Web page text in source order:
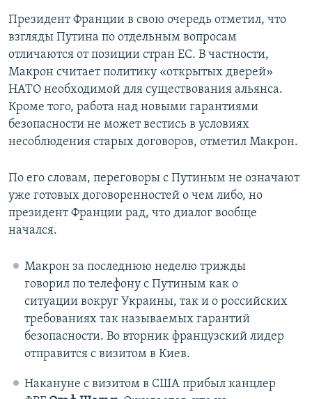
Президент Франции в свою очередь отметил, что
взгляды Путина по отдельным вопросам
отличаются от позиции стран ЕС. В частности,
Макрон считает политику «открытых дверей»
НАТО необходимой для существования альянса.
Кроме того, работа над новыми гарантиями
безопасности не может вестись в условиях
несоблюдения старых договоров, отметил Макрон.
По его словам, переговоры с Путиным не означают
уже готовых договоренностей о чем либо, но
президент Франции рад, что диалог вообще
начался.
Макрон за последнюю неделю трижды
говорил по телефону с Путиным как о
ситуации вокруг Украины, так и о российских
требованиях так называемых гарантий
безопасности. Во вторник французский лидер
отправится с визитом в Киев.
Накануне с визитом в США прибыл канцлер